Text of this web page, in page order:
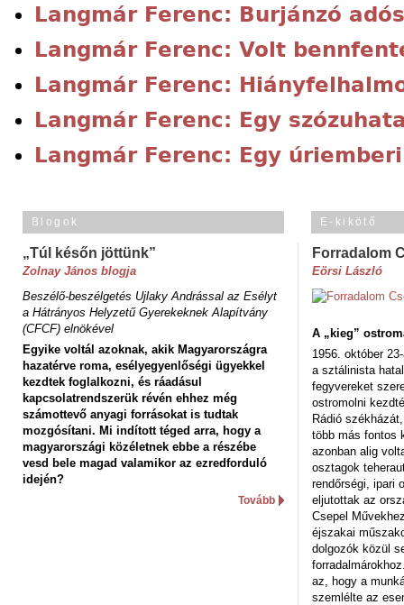
Langmár Ferenc: Burjánzó
Langmár Ferenc: Volt
Langmár Ferenc:
Langmár Ferenc: Egy
Langmár Ferenc: Egy
Blogok
„Túl későn jöttünk”
Zolnay János blogja
Beszélő-beszélgetés Ujlaky Andrással az Esélyt
a Hátrányos Helyzetű Gyerekeknek Alapítvány
(CFCF) elnökével
Egyike voltál azoknak, akik Magyarországra
hazatérve roma, esélyegyenlőségi ügyekkel
kezdtek foglalkozni, és ráadásul
kapcsolatrendszerük révén ehhez még
számottevő anyagi forrásokat is tudtak
mozgósítani. Mi indított téged arra, hogy a
magyarországi közéletnek ebbe a részébe
vesd bele magad valamikor az ezredforduló
idején?
Tovább
E-kikötő
Forradalom
Eörsi László
A „kieg”
1956. október
a sztálinista
fegyvereket
ostromolni
Rádió
több más fontos
azonban alig
osztagok
rendőrségi, ipari
eljutottak az
Csepel
éjszakai
dolgozók közül
az, hogy a
szemlélte az